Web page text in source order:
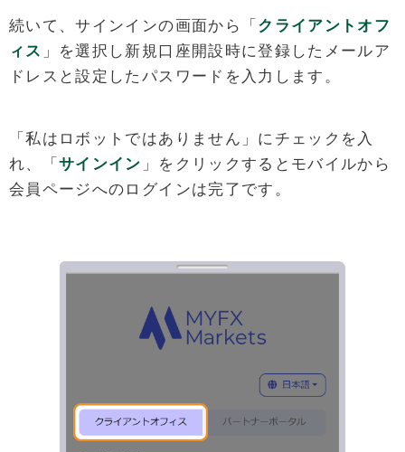
続いて、サインインの画面から「クライアントオフ
ィス 」を選択し新規口座開設時に登録したメールア
ドレスと設定したパスワードを入力します。
「私はロボットではありません」にチェックを入
れ、「サインイン 」をクリックするとモバイルから
会員ページへのログインは完了です。